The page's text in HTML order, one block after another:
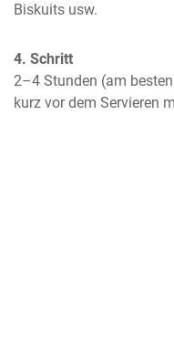
Biskuits usw.
4. Schritt
2–4 Stunden (am
kurz vor dem Servieren